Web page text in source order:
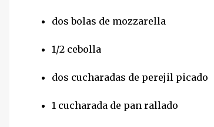
dos bolas de mozzarella
1/2 cebolla
dos cucharadas de perejil picado
1 cucharada de pan rallado